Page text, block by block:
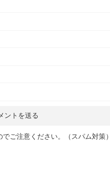
ご注意ください。（スパム対策）